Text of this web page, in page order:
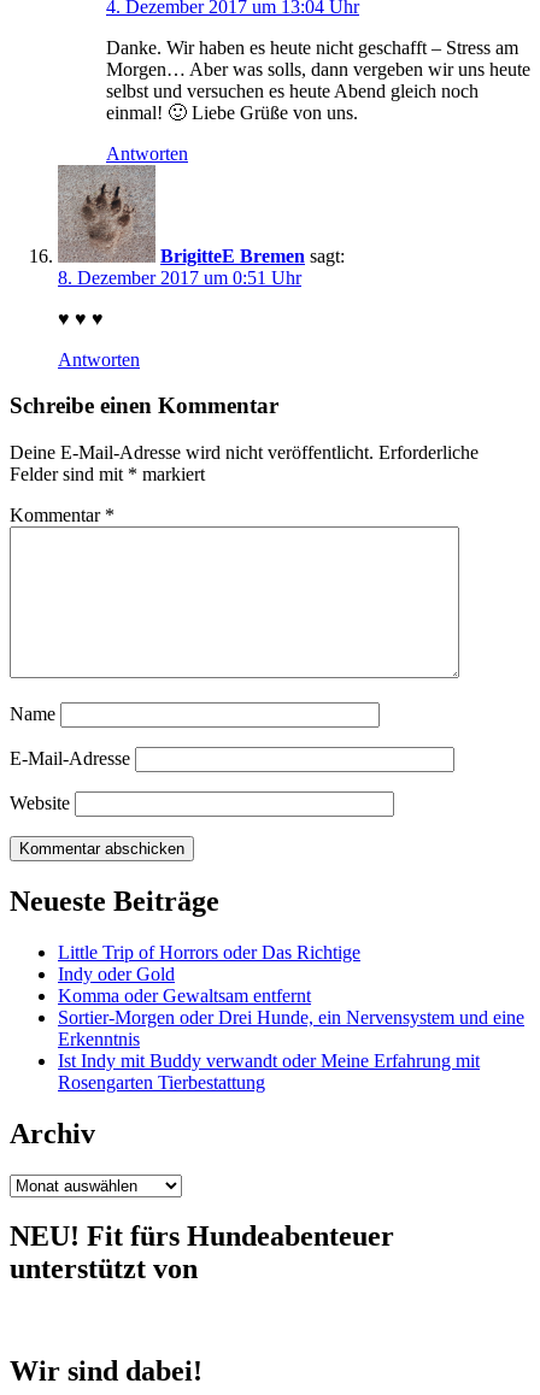
4. Dezember 2017 um 13:04 Uhr
Danke. Wir haben es heute nicht geschafft – Stress am
Morgen… Aber was solls, dann vergeben wir uns heute
selbst und versuchen es heute Abend gleich noch
einmal! 🙂 Liebe Grüße von uns.
Antworten
BrigitteE Bremen sagt:
8. Dezember 2017 um 0:51 Uhr
♥ ♥ ♥
Antworten
Schreibe einen Kommentar
Deine E-Mail-Adresse wird nicht veröffentlicht. Erforderliche
Felder sind mit * markiert
Kommentar *
Name
E-Mail-Adresse
Website
Neueste Beiträge
Little Trip of Horrors oder Das Richtige
Indy oder Gold
Komma oder Gewaltsam entfernt
Sortier-Morgen oder Drei Hunde, ein Nervensystem und eine
Erkenntnis
Ist Indy mit Buddy verwandt oder Meine Erfahrung mit
Rosengarten Tierbestattung
Archiv
Archiv
NEU! Fit fürs Hundeabenteuer
unterstützt von
Wir sind dabei!